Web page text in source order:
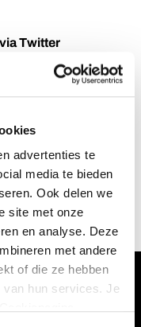
advertenties te
media te bieden
Ook delen we
site met onze
en analyse. Deze
met andere
of die ze hebben
hun services. Je
Twitter
begint vanavond
20.00 uur. De
benieuwd naar het
via Twitter live
.